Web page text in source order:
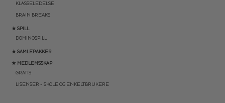
KLASSELEDELSE
BRAIN BREAKS
★ SPILL
DOMINOSPILL
★ SAMLEPAKKER
★ MEDLEMSSKAP
GRATIS
LISENSER – SKOLE OG ENKELTBRUKERE